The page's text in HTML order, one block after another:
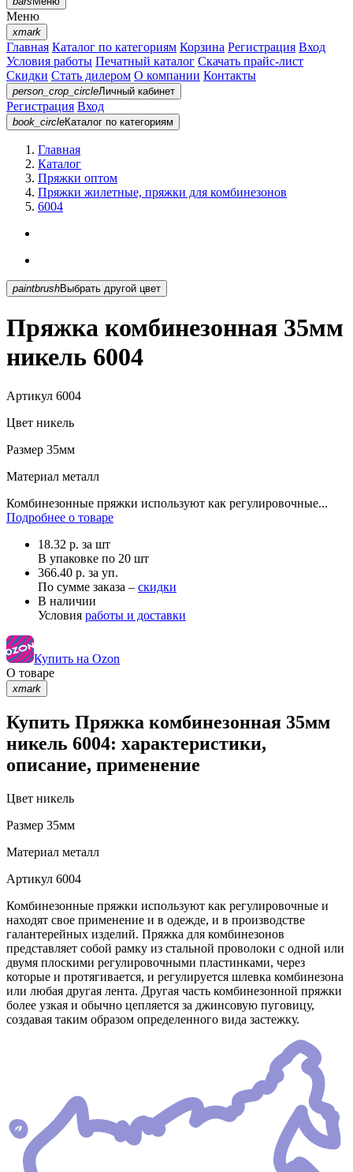
Меню
xmark
Главная Каталог по категориям Корзина Регистрация Вход
Условия работы Печатный каталог Скачать прайс-лист
Скидки Стать дилером О компании Контакты
person_crop_circleЛичный кабинет
Регистрация Вход
book_circleКаталог по категориям
Главная
Каталог
Пряжки оптом
Пряжки жилетные, пряжки для комбинезонов
6004
paintbrush Выбрать другой цвет
Пряжка комбинезонная 35мм
никель 6004
Артикул 6004
Цвет никель
Размер 35мм
Материал металл
Комбинезонные пряжки используют как регулировочные...
Подробнее о товаре
18.32 р. за шт
В упаковке по 20 шт
366.40 р. за уп.
По сумме заказа – скидки
В наличии
Условия работы и доставки
Купить на Ozon
О товаре
xmark
Купить Пряжка комбинезонная 35мм
никель 6004: характеристики,
описание, применение
Цвет никель
Размер 35мм
Материал металл
Артикул 6004
Комбинезонные пряжки используют как регулировочные и
находят свое применение и в одежде, и в производстве
галантерейных изделий. Пряжка для комбинезонов
представляет собой рамку из стальной проволоки с одной или
двумя плоскими регулировочными пластинками, через
которые и протягивается, и регулируется шлевка комбинезона
или любая другая лента. Другая часть комбинезонной пряжки
более узкая и обычно цепляется за джинсовую пуговицу,
создавая таким образом определенного вида застежку.